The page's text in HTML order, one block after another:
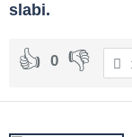
slabi.
0